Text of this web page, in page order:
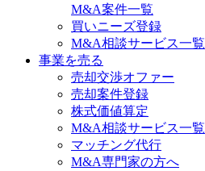
M&A案件一覧
買いニーズ登録
M&A相談サービス一覧
事業を売る
売却交渉オファー
売却案件登録
株式価値算定
M&A相談サービス一覧
マッチング代行
M&A専門家の方へ